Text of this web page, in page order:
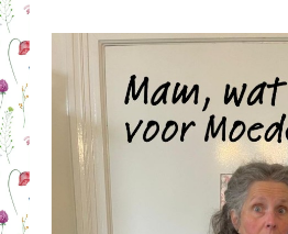
Orriëns